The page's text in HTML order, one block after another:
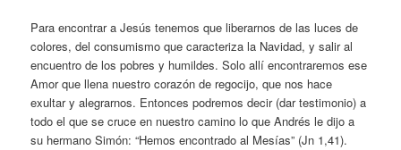
Para encontrar a Jesús tenemos que liberarnos de las luces de
colores, del consumismo que caracteriza la Navidad, y salir al
encuentro de los pobres y humildes. Solo allí encontraremos ese
Amor que llena nuestro corazón de regocijo, que nos hace
exultar y alegrarnos. Entonces podremos decir (dar testimonio) a
todo el que se cruce en nuestro camino lo que Andrés le dijo a
su hermano Simón: “Hemos encontrado al Mesías” (Jn 1,41).